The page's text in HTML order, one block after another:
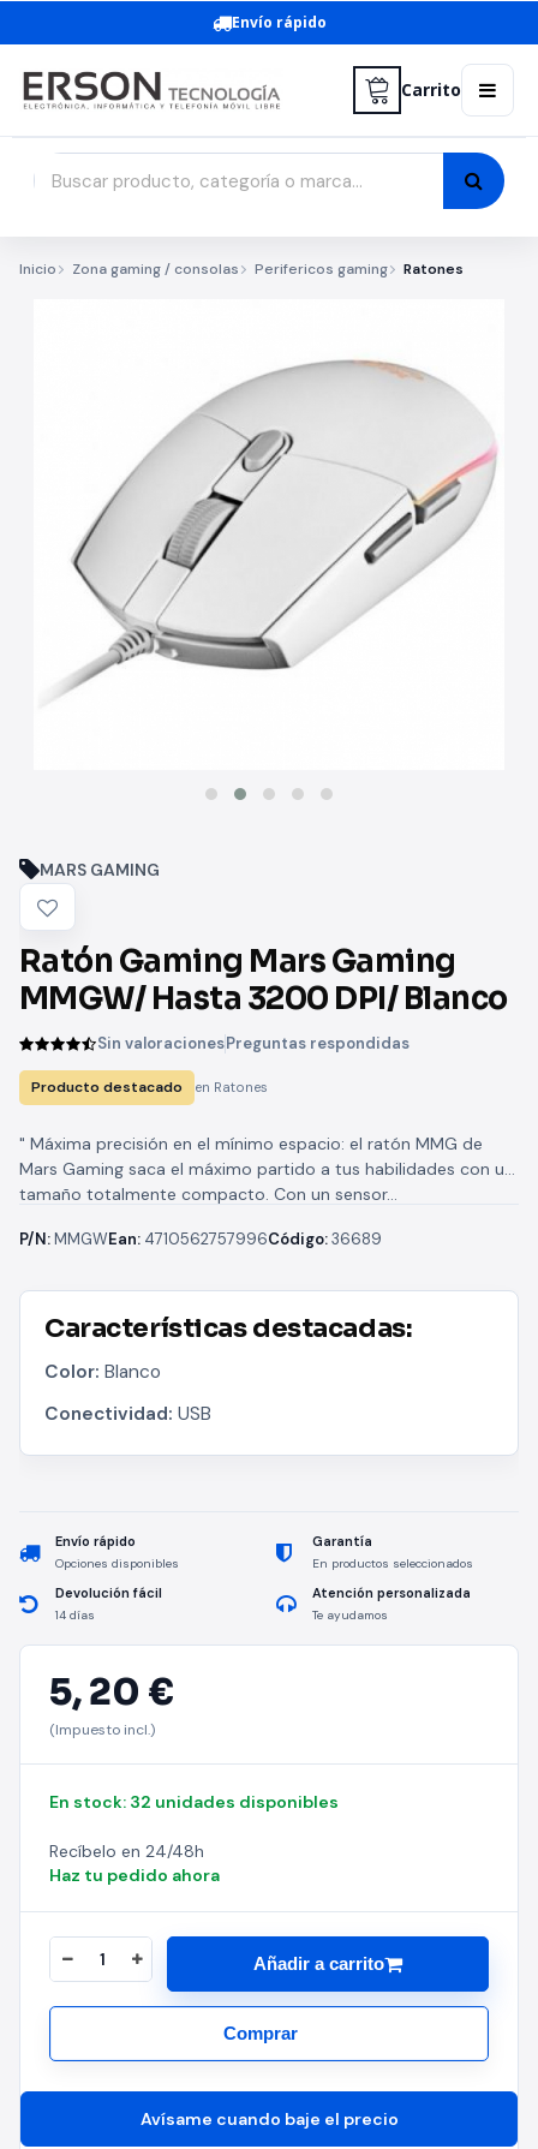
Envío rápido
Carrito
Inicio Zona gaming / consolas Perifericos gaming Ratones
MARS GAMING
Ratón Gaming Mars Gaming
MMGW/ Hasta 3200 DPI/ Blanco
Sin valoracionesPreguntas respondidas
Producto destacado en Ratones
" Máxima precisión en el mínimo espacio: el ratón MMG de
Mars Gaming saca el máximo partido a tus habilidades con un
tamaño totalmente compacto. Con un sensor...
P/N:MMGWEan: 4710562757996Código:36689
Características destacadas:
Color: Blanco
Conectividad: USB
Envío rápido
Opciones disponibles
Garantía
En productos seleccionados
Devolución fácil
14 días
Atención personalizada
Te ayudamos
5,20 €
(Impuesto incl.)
En stock: 32 unidades disponibles
Recíbelo en 24/48h
Haz tu pedido ahora
Añadir a carrito
Comprar
Avísame cuando baje el precio